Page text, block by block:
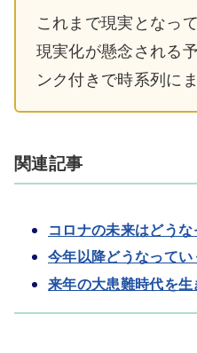
これまで現実となっ
現実化が懸念される
ンク付きで時系列に
関連記事
コロナの未来はどう
今年以降どうなって
来年の大患難時代を生